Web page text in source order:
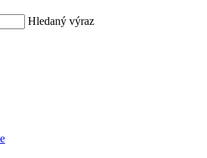
Hledaný výraz